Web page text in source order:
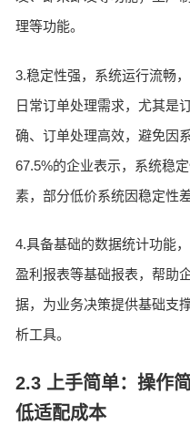
理等功能。
3.稳定性强，系统运行流畅
日常订单处理需求，尤其是
确、订单处理高效，避免因
67.5%的企业表示，系统稳
素，部分低价系统因稳定性
4.具备基础的数据统计功能
盈利报表等基础报表，帮助
据，为业务决策提供基础支
析工具。
2.3 上手简单：操作
低适配成本